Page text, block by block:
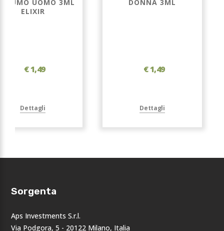
UOMO 3ML
ELIXIR
€ 1,49
Dettagli
DONNA 3ML
€ 1,49
Dettagli
Sorgenta
Aps Investments S.r.l.
Via Podgora, 5 - 20122 Milano, Italia